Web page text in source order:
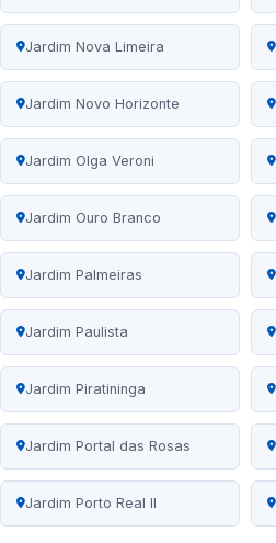
Jardim Nova Limeira
Jardim Novo Horizonte
Jardim Olga Veroni
Jardim Ouro Branco
Jardim Palmeiras
Jardim Paulista
Jardim Piratininga
Jardim Portal das Rosas
Jardim Porto Real II